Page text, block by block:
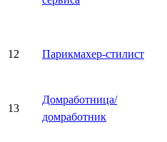
12 Парикмахер-стилист
13
Домработница/
домработник